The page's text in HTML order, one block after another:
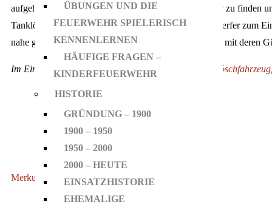
ÜBUNGEN UND DIE
FEUERWEHR SPIELERISCH
KENNENLERNEN
HÄUFIGE FRAGEN –
KINDERFEUERWEHR
HISTORIE
GRÜNDUNG – 1900
1900 – 1950
1950 – 2000
2000 – HEUTE
EINSATZHISTORIE
EHEMALIGE
aufgeharkt, um weitere bis dahin verborgene Glutnester zu finden
Tanklöschfahrzeug (TLF) kam dabei mit dem Wasserwerfer zum
nahe gelegenen Weiher konnten umliegende Landwirte mit deren
Im Einsatz waren:Mehrzweckfahrzeug Hilfeleistungslöschfahrzeug
Merkur